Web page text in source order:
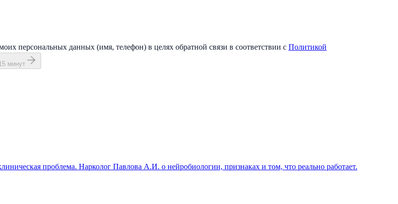
персональных данных (имя, телефон) в целях обратной связи в соответствии с Политикой
минут
проблема. Нарколог Павлова А.И. о нейробиологии, признаках и том, что реально работает.